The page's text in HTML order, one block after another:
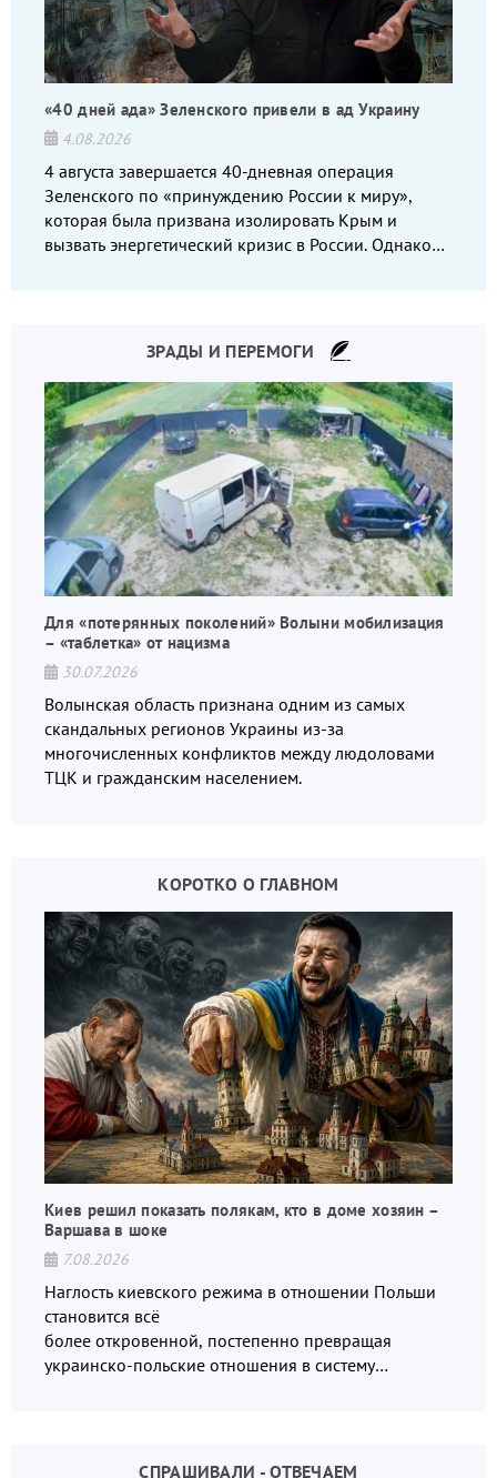
«40 дней ада» Зеленского привели в ад Украину
4.08.2026
4 августа завершается 40-дневная операция
Зеленского по «принуждению России к миру»,
которая была призвана изолировать Крым и
вызвать энергетический кризис в России. Однако
ЗРАДЫ И ПЕРЕМОГИ
Для «потерянных поколений» Волыни мобилизация
– «таблетка» от нацизма
30.07.2026
Волынская область признана одним из самых
скандальных регионов Украины из-за
многочисленных конфликтов между людоловами
ТЦК и гражданским населением.
КОРОТКО О ГЛАВНОМ
Киев решил показать полякам, кто в доме хозяин –
Варшава в шоке
7.08.2026
Наглость киевского режима в отношении Польши
становится всё
более откровенной, постепенно превращая
украинско-польские отношения в систему
СПРАШИВАЛИ - ОТВЕЧАЕМ